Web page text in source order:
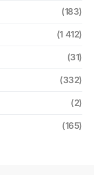
(183)
(1 412)
(31)
(332)
(2)
(165)